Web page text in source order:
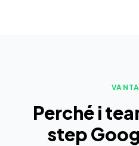
Perché i
step